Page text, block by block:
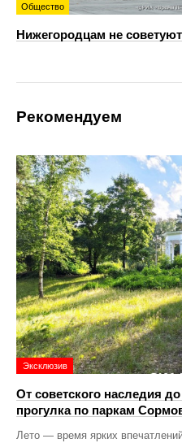
Общество
Нижегородцам не
Рекомендуем
Эксклюзив
От советского наследия
прогулка по паркам
Лето — время ярких